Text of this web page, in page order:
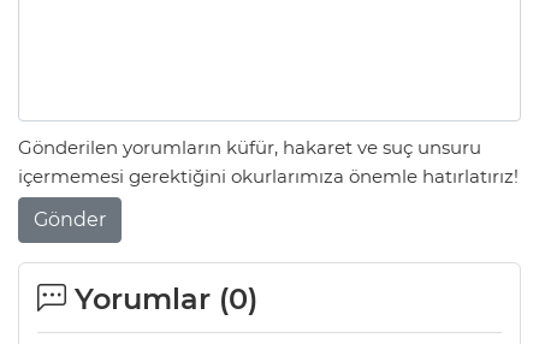
Gönderilen yorumların küfür, hakaret ve suç unsuru
içermemesi gerektiğini okurlarımıza önemle hatırlatırız!
Gönder
Yorumlar (0)